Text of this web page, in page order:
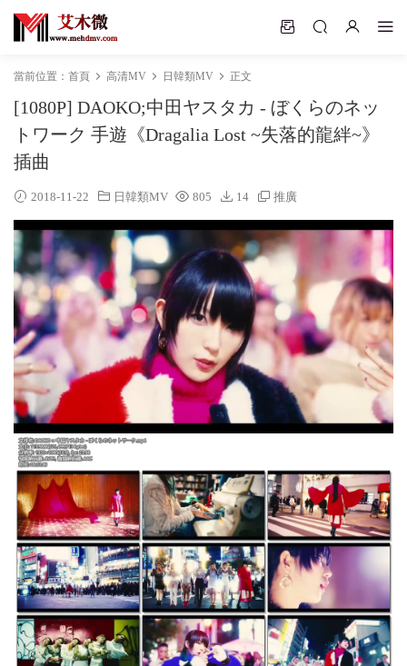
當前位置： 首頁 高清MV 日韓類MV 正文
[1080P] DAOKO;中田ヤスタカ - ぼくらのネッ
トワーク 手遊《Dragalia Lost ~失落的龍絆~》
插曲
2018-11-22 日韓類MV 805 14 推廣